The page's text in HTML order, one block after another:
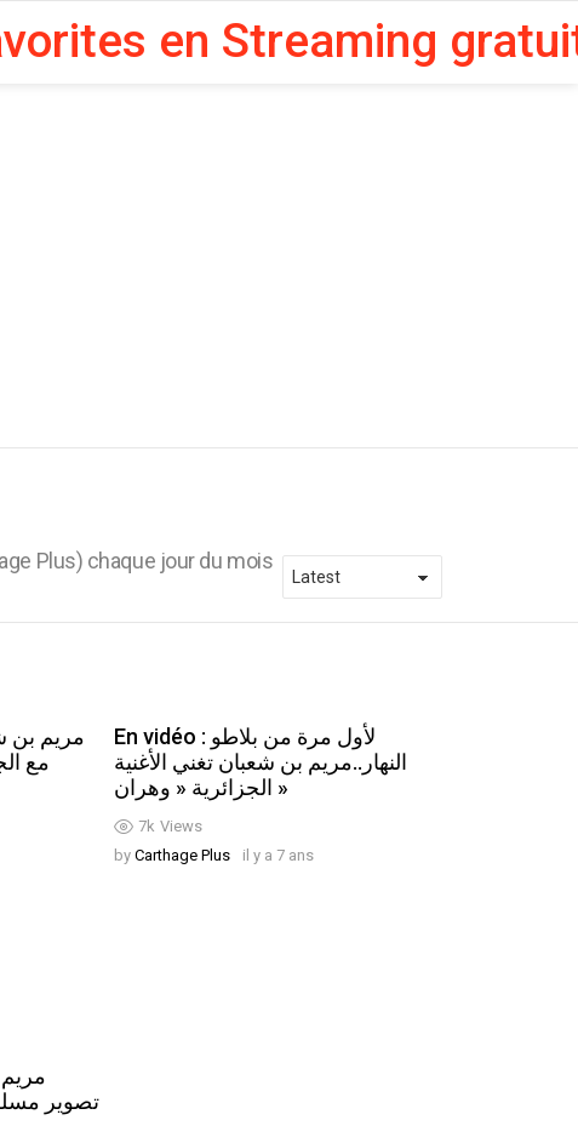
en Streaming
Plus) chaque jour du mois
مع
7k Views
En vidéo : لأول مرة من بلاطو
النهار..مريم بن شعبان تغني الأغنية
الجزائرية « وهران »
by Carthage Plus il y a 7 ans
تصوير